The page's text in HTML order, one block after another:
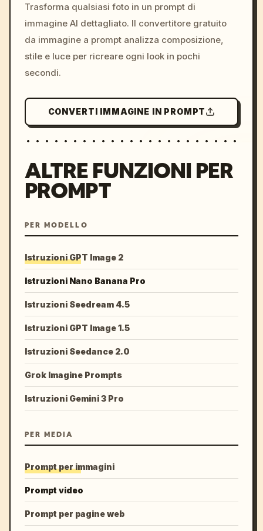
colors, 8k --v 6.0
Trasforma qualsiasi foto in un prompt di
immagine AI dettagliato. Il convertitore gratuito
da immagine a prompt analizza composizione,
stile e luce per ricreare ogni look in pochi
secondi.
CONVERTI IMMAGINE IN PROMPT
ALTRE FUNZIONI PER
PROMPT
PER MODELLO
Istruzioni GPT Image 2
Istruzioni Nano Banana Pro
Istruzioni Seedream 4.5
Istruzioni GPT Image 1.5
Istruzioni Seedance 2.0
Grok Imagine Prompts
Istruzioni Gemini 3 Pro
PER MEDIA
Prompt per immagini
Prompt video
Prompt per pagine web